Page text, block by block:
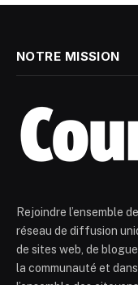
NOTRE MISSION
Rejoindre l’ensemble
réseau de diffusion
de sites web, de
la communauté et